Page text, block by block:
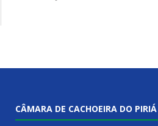
CÂMARA DE CACHOEIRA DO PIRIÁ